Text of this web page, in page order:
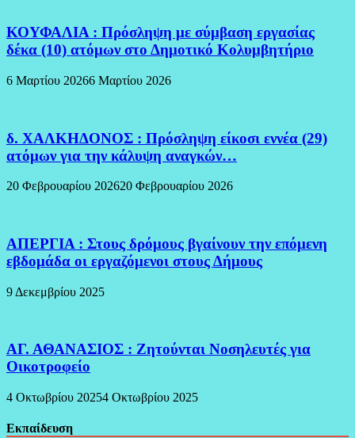
ΚΟΥΦΑΛΙΑ : Πρόσληψη με σύμβαση εργασίας
δέκα (10) ατόμων στο Δημοτικό Κολυμβητήριο
6 Μαρτίου 20266 Μαρτίου 2026
δ. ΧΑΛΚΗΔΟΝΟΣ : Πρόσληψη είκοσι εννέα (29)
ατόμων για την κάλυψη αναγκών…
20 Φεβρουαρίου 202620 Φεβρουαρίου 2026
ΑΠΕΡΓΙΑ : Στους δρόμους βγαίνουν την επόμενη
εβδομάδα οι εργαζόμενοι στους Δήμους
9 Δεκεμβρίου 2025
ΑΓ. ΑΘΑΝΑΣΙΟΣ : Ζητούνται Νοσηλευτές για
Οικοτροφείο
4 Οκτωβρίου 20254 Οκτωβρίου 2025
Εκπαίδευση